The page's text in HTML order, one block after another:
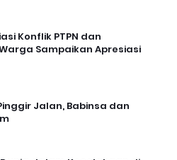
Konflik PTPN dan
Sampaikan Apresiasi
Jalan, Babinsa dan